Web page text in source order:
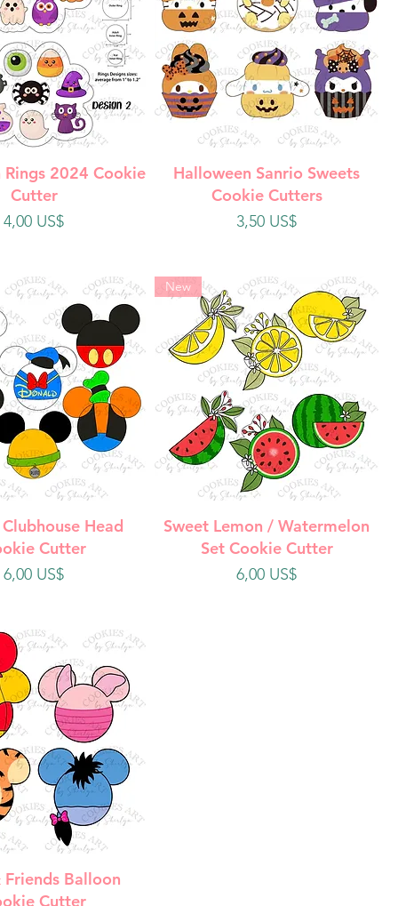
rápida
Rings 2024 Cookie
Cutter
Precio
4,00 US$
Vista rápida
Halloween Sanrio Sweets
Cookie Cutters
Precio
3,50 US$
rápida Head
Cutter
Precio
6,00 US$
Vista rápida
New
Sweet Lemon / Watermelon
Set Cookie Cutter
Precio
6,00 US$
rápida
Friends Balloon
Cutter